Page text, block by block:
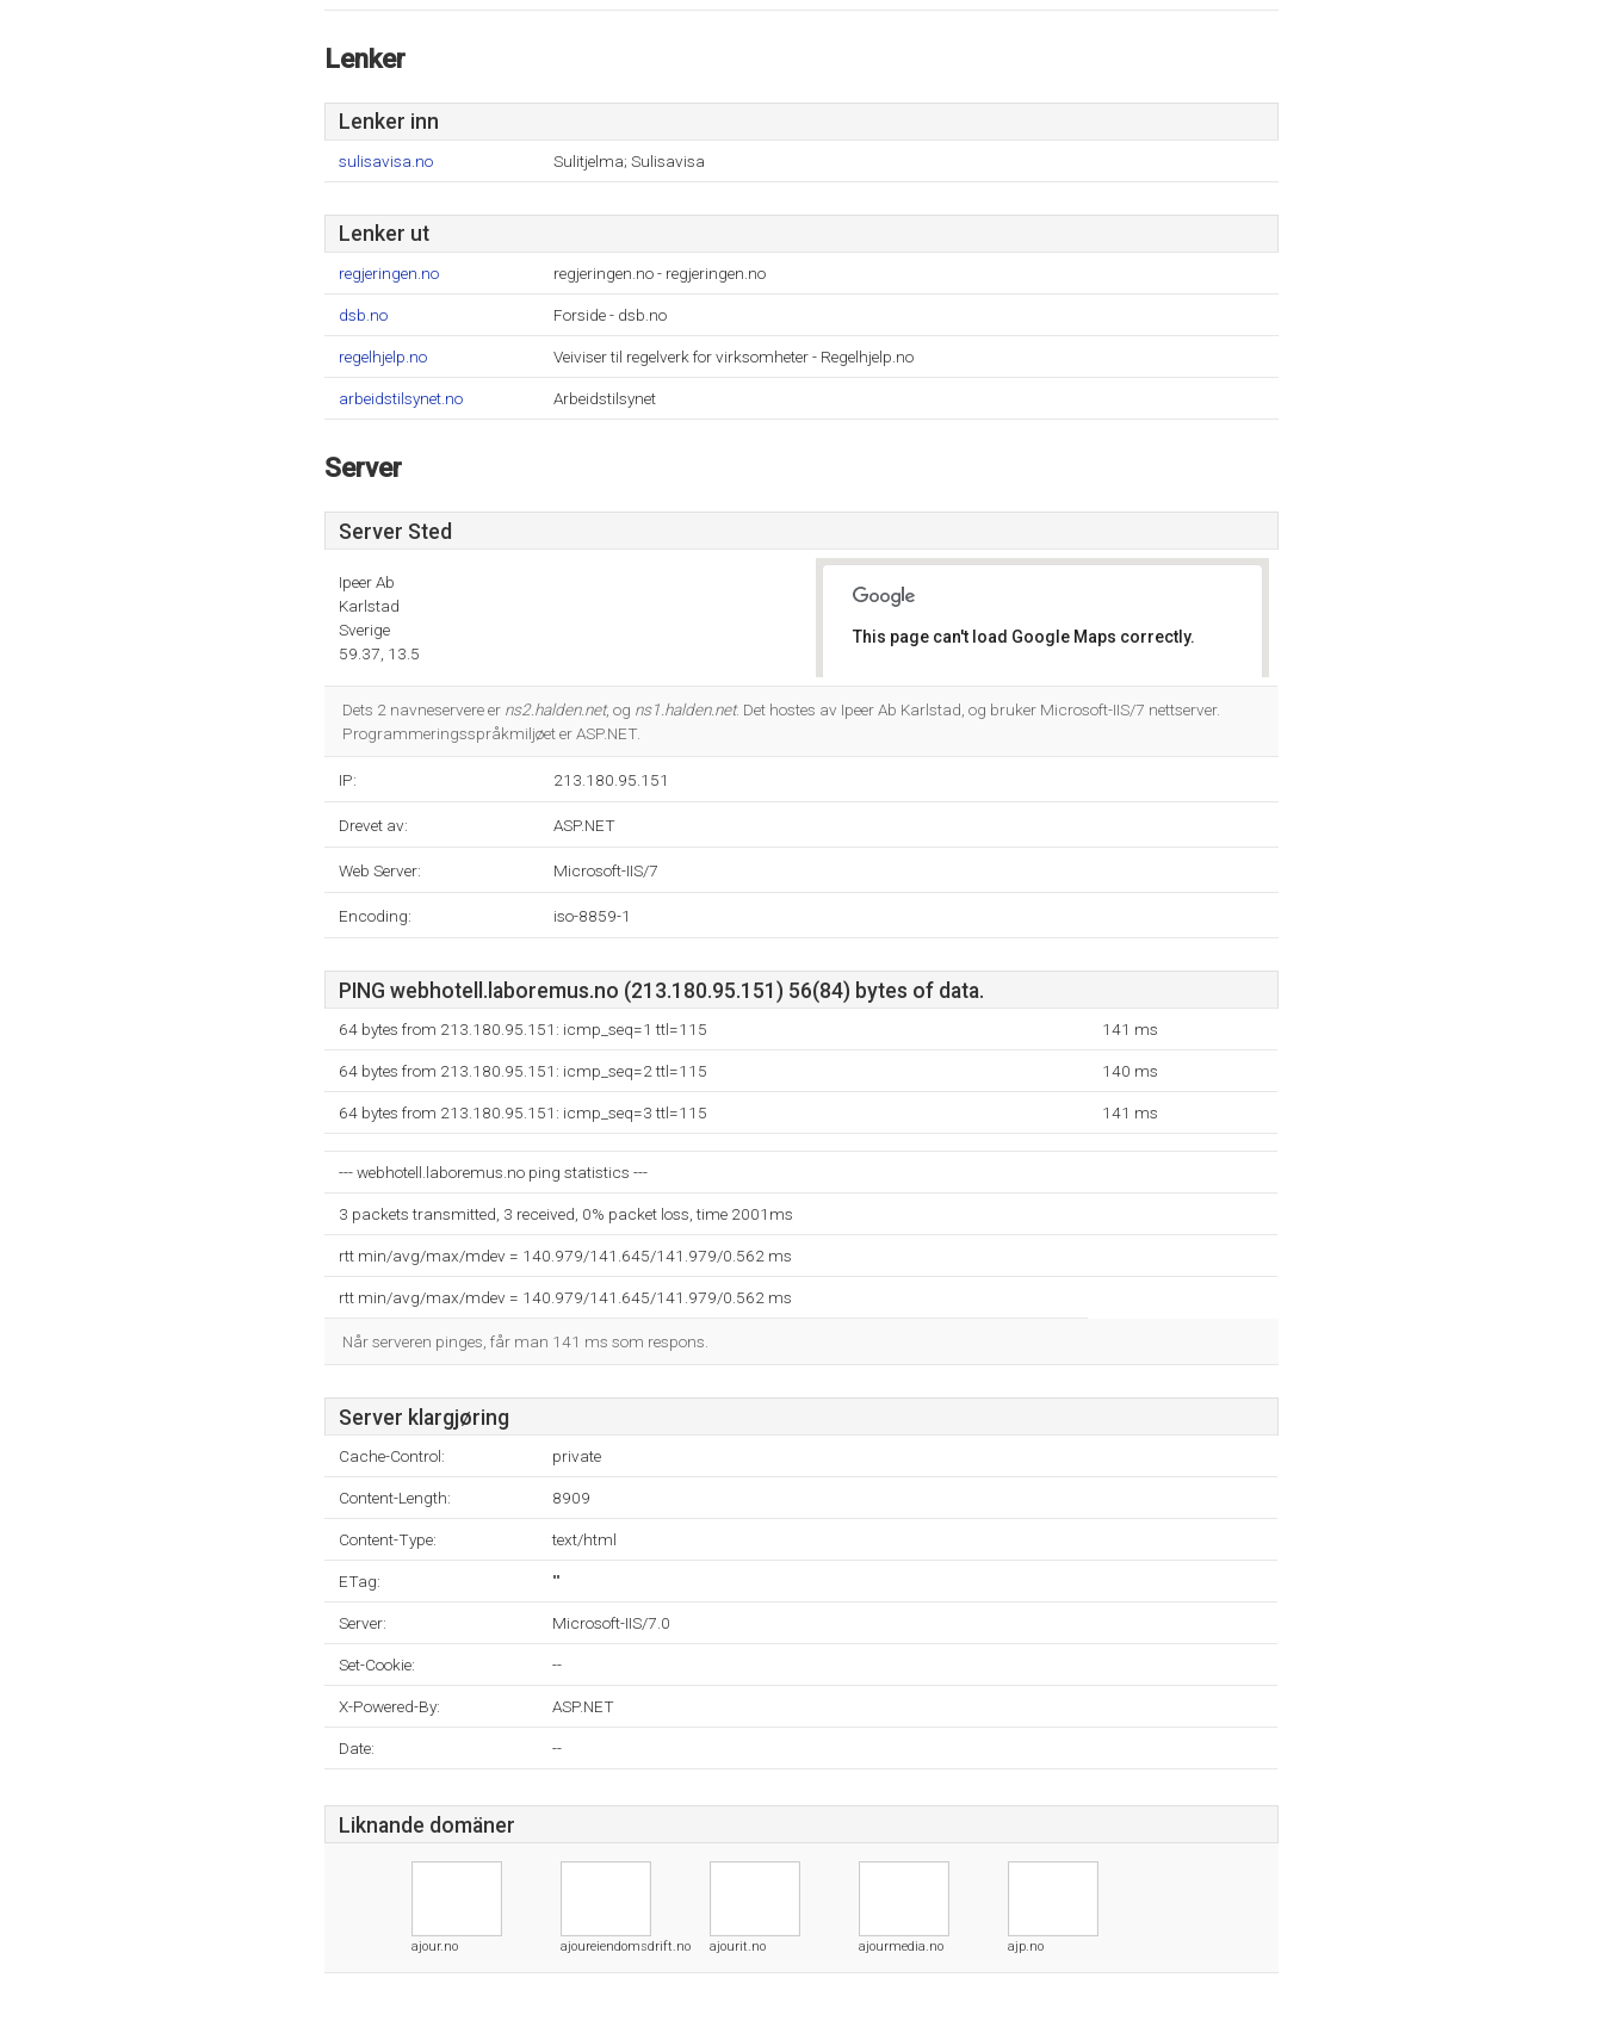
Lenker
Lenker inn
sulisavisa.no Sulitjelma; Sulisavisa
Lenker ut
regjeringen.no regjeringen.no - regjeringen.no
dsb.no Forside - dsb.no
regelhjelp.no Veiviser til regelverk for virksomheter - Regelhjelp.no
arbeidstilsynet.no Arbeidstilsynet
Server
Server Sted
Ipeer Ab
Karlstad
Sverige
59.37, 13.5
This page can't load Google Maps correctly.
Dets 2 navneservere er ns2.halden.net, og ns1.halden.net. Det hostes av Ipeer Ab Karlstad, og bruker Microsoft-IIS/7 nettserver.
Programmeringsspråkmiljøet er ASP.NET.
IP: 213.180.95.151
Drevet av: ASP.NET
Web Server: Microsoft-IIS/7
Encoding: iso-8859-1
PING webhotell.laboremus.no (213.180.95.151) 56(84) bytes of data.
64 bytes from 213.180.95.151: icmp_seq=1 ttl=115 141 ms
64 bytes from 213.180.95.151: icmp_seq=2 ttl=115 140 ms
64 bytes from 213.180.95.151: icmp_seq=3 ttl=115 141 ms
--- webhotell.laboremus.no ping statistics ---
3 packets transmitted, 3 received, 0% packet loss, time 2001ms
rtt min/avg/max/mdev = 140.979/141.645/141.979/0.562 ms
rtt min/avg/max/mdev = 140.979/141.645/141.979/0.562 ms
Når serveren pinges, får man 141 ms som respons.
Server klargjøring
Cache-Control: private
Content-Length: 8909
Content-Type: text/html
ETag: ""
Server: Microsoft-IIS/7.0
Set-Cookie: --
X-Powered-By: ASP.NET
Date: --
Liknande domäner
ajour.no ajoureiendomsdrift.no ajourit.no ajourmedia.no ajp.no